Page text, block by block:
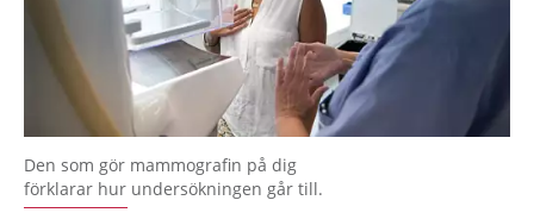
Den som gör mammografin på dig
förklarar hur undersökningen går till.